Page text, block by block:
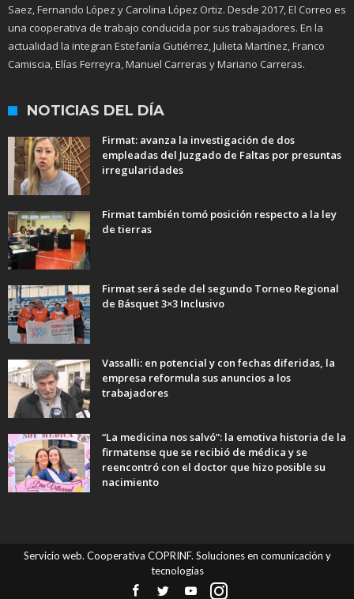
Saez, Fernando López y Carolina López Ortiz. Desde 2017, El Correo es
una cooperativa de trabajo conducida por sus trabajadores. En la
actualidad la integran Estefanía Gutiérrez, Julieta Martínez, Franco
Camiscia, Elías Ferreyra, Manuel Carreras y Mariano Carreras.
NOTICIAS DEL DÍA
Firmat: avanza la investigación de dos
empleadas del Juzgado de Faltas por presuntas
irregularidades
Firmat también tomó posición respecto a la ley
de tierras
Firmat será sede del segundo Torneo Regional
de Básquet 3×3 Inclusivo
Vassalli: en potencial y con fechas diferidas, la
empresa reformula sus anuncios a los
trabajadores
“La medicina nos salvó”: la emotiva historia de la
firmatense que se recibió de médica y se
reencontró con el doctor que hizo posible su
nacimiento
Servicio web. Cooperativa COPRINF. Soluciones en comunicación y
tecnologías